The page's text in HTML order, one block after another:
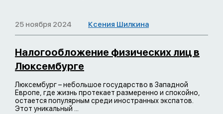
25 ноября 2024 Ксения Шилкина
Налогообложение физических лиц в
Люксембурге
Люксембург – небольшое государство в Западной
Европе, где жизнь протекает размеренно и спокойно,
остается популярным среди иностранных экспатов.
Этот уникальный ...